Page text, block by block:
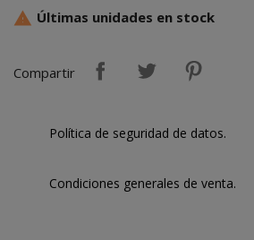
 Últimas unidades en stock
Compartir
Política de seguridad de datos.
Condiciones generales de venta.